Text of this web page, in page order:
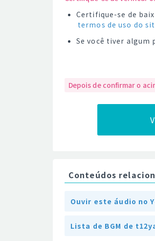
Certifique-se de
termos de uso do
Se você tiver algum
Depois de confirmar o
Conteúdos
Ouvir este áudio no
Lista de BGM de